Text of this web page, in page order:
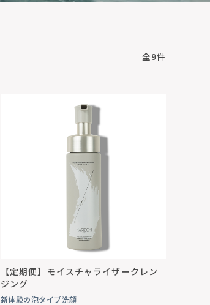
全9件
【定期便】モイスチャライザークレン
ジング
新体験の泡タイプ洗顔